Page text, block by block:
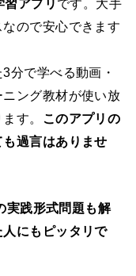
アプリ です。大手
ので安心できます
分で学べる動画・
ング教材が使い放
す。 このアプリの
過言はありませ
実践形式問題も解
にもピッタリで